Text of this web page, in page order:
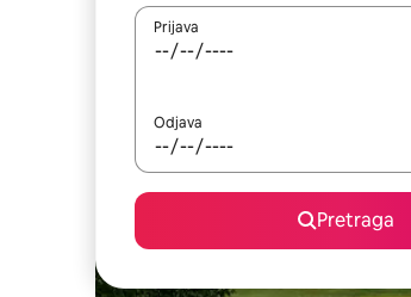
Prijava
Odjava
Pretraga